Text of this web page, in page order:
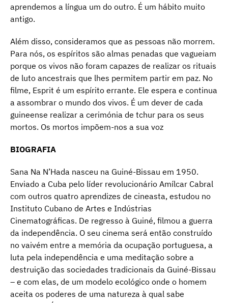
aprendemos a língua um do outro. É um hábito muito
antigo.
Além disso, consideramos que as pessoas não morrem.
Para nós, os espíritos são almas penadas que vagueiam
porque os vivos não foram capazes de realizar os rituais
de luto ancestrais que lhes permitem partir em paz. No
filme, Esprit é um espírito errante. Ele espera e continua
a assombrar o mundo dos vivos. É um dever de cada
guineense realizar a cerimónia de tchur para os seus
mortos. Os mortos impõem-nos a sua voz
BIOGRAFIA
Sana Na N’Hada nasceu na Guiné-Bissau em 1950.
Enviado a Cuba pelo líder revolucionário Amílcar Cabral
com outros quatro aprendizes de cineasta, estudou no
Instituto Cubano de Artes e Indústrias
Cinematográficas. De regresso à Guiné, filmou a guerra
da independência. O seu cinema será então construído
no vaivém entre a memória da ocupação portuguesa, a
luta pela independência e uma meditação sobre a
destruição das sociedades tradicionais da Guiné-Bissau
– e com elas, de um modelo ecológico onde o homem
aceita os poderes de uma natureza à qual sabe